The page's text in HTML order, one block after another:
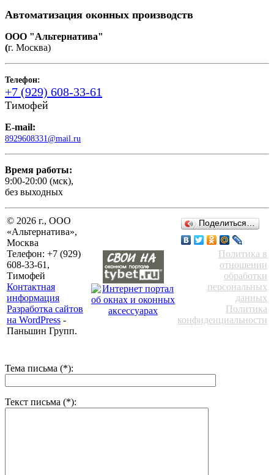
Автоматизация оконных производств
ООО "Альтернатива"
(г. Москва)
Телефон:
+7 (929) 608-33-61
Тимофей
E-mail:
8929608331@mail.ru
Время работы:
9:00-20:00 (мск),
без выходных
© 2026 г., ООО
«Альтернатива»,
Москва
Телефон: +7 (929)
608-33-61,
Тимофей
Контактная
информация
Разработка сайтов
на WordPress -
Паньшин Групп.
Поделиться…
Политика в
отношении
обработки
персональных
данных
Политика
конфиденциальности
Тема письма (*):
Текст письма (*):